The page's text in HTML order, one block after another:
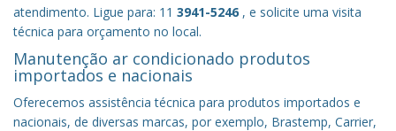
atendimento. Ligue para: 11 3941-5246 , e solicite uma visita
técnica para orçamento no local.
Manutenção ar condicionado produtos
importados e nacionais
Oferecemos assistência técnica para produtos importados e
nacionais, de diversas marcas, por exemplo, Brastemp, Carrier,